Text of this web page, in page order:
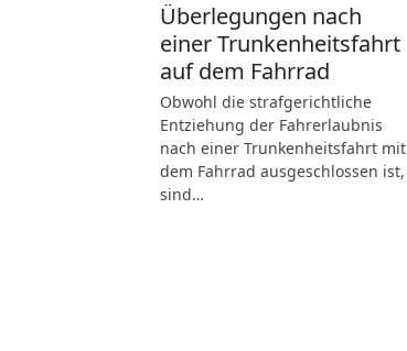
Überlegungen nach
einer Trunkenheitsfahrt
auf dem Fahrrad
Obwohl die strafgerichtliche
Entziehung der Fahrerlaubnis
nach einer Trunkenheitsfahrt mit
dem Fahrrad ausgeschlossen ist,
sind…